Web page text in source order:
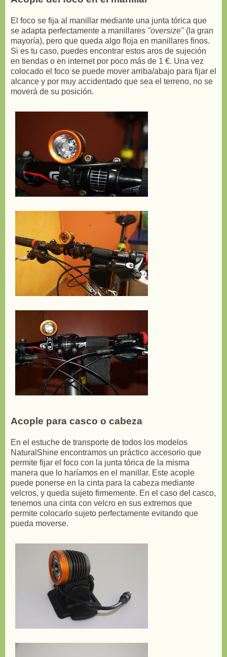
El foco se fija al manillar mediante una junta tórica que
se adapta perfectamente a manillares "oversize"(la gran
mayoría), pero que queda algo floja en manillares finos.
Si es tu caso, puedes encontrar estos aros de sujeción
en tiendas o en internet por poco más de 1 €. Una vez
colocado el foco se puede mover arriba/abajo para fijar el
alcance y por muy accidentado que sea el terreno, no se
moverá de su posición.
Acople para casco o cabeza
En el estuche de transporte de todos los modelos
NaturalShine encontramos un práctico accesorio que
permite fijar el foco con la junta tórica de la misma
manera que lo haríamos en el manillar. Este acople
puede ponerse en la cinta para la cabeza mediante
velcros, y queda sujeto firmemente. En el caso del casco,
tenemos una cinta con velcro en sus extremos que
permite colocarlo sujeto perfectamente evitando que
pueda moverse.